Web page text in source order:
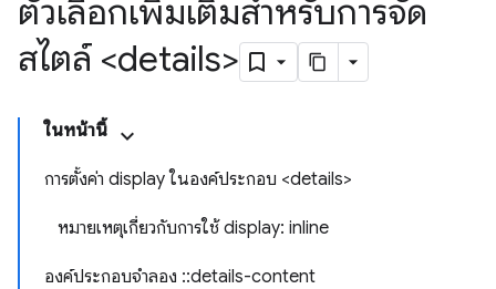
ตัวเลือกเพิ่มเติมสำหรับการจัด
สไตล์ <details>
ในหน้านี้
การตั้งค่า display ในองค์ประกอบ <details>
หมายเหตุเกี่ยวกับการใช้ display: inline
องค์ประกอบจำลอง ::details-content